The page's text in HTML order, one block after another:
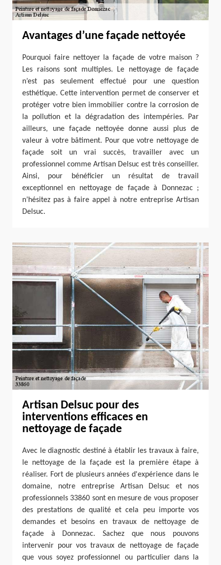
Avantages d’une façade nettoyée
Pourquoi faire nettoyer la façade de votre maison ?
Les raisons sont multiples. Le nettoyage de façade
n’est pas seulement effectué pour une question
esthétique. Cette intervention permet de conserver et
protéger votre bien immobilier contre la corrosion de
la pollution et la dégradation des intempéries. Par
ailleurs, une façade nettoyée donne aussi plus de
valeur à votre bâtiment. Pour que votre nettoyage de
façade soit un vrai succès, travailler avec un
professionnel comme Artisan Delsuc est très conseiller.
Ainsi, pour bénéficier un résultat de travail
exceptionnel en nettoyage de façade à Donnezac ;
n’hésitez pas à faire appel à notre entreprise Artisan
Delsuc.
Artisan Delsuc pour des
interventions efficaces en
nettoyage de façade
Avec le diagnostic destiné à établir les travaux à faire,
le nettoyage de la façade est la première étape à
réaliser. Fort de plusieurs années d'expérience dans le
domaine, notre entreprise Artisan Delsuc et nos
professionnels 33860 sont en mesure de vous proposer
des prestations de qualité et cela peu importe vos
demandes et besoins en travaux de nettoyage de
façade à Donnezac. Sachez que nous pouvons
intervenir pour vos travaux de nettoyage de façade
que vous soyez professionnel ou particulier dans la